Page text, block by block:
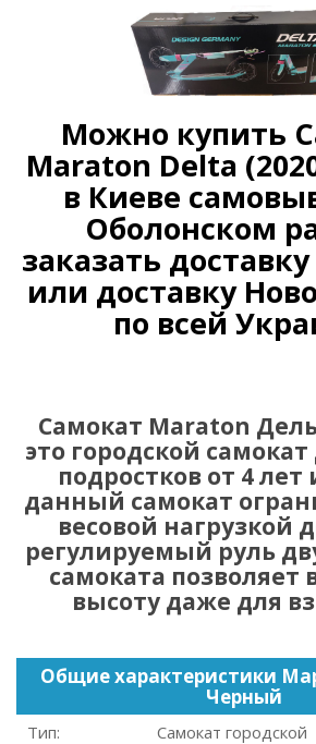
Можно купить
Maraton Delta
в Киеве
Оболонском
заказать
или доставку
по всей
Самокат Maraton
это городской
подростков от 4
данный самокат
весовой нагрузкой
регулируемый руль
самоката позволяет
высоту даже для
Общие характеристики
Черный
Тип:
Самокат городской